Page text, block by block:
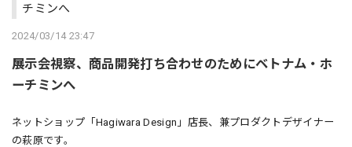
チミンへ
2024/03/14 23:47
展示会視察、商品開発打ち合わせのためにベトナム・ホ
ーチミンへ
ネットショップ「Hagiwara Design」店長、兼プロダクトデザイナー
の萩原です。